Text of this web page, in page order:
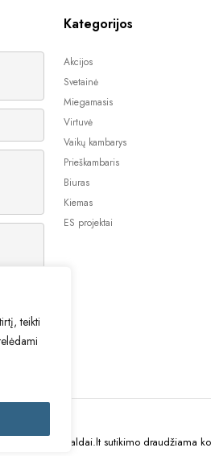
teikti
Kategorijos
Akcijos
Svetainė
Miegamasis
Virtuvė
Vaikų kambarys
Prieškambaris
Biuras
Kiemas
ES projektai
Be TauBaldai.lt sutikimo draudžiama